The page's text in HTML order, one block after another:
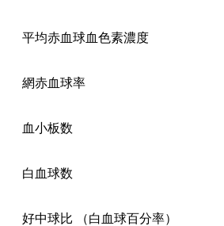
平均赤血球血色素濃度
網赤血球率
血小板数
白血球数
好中球比 （白血球百分率）